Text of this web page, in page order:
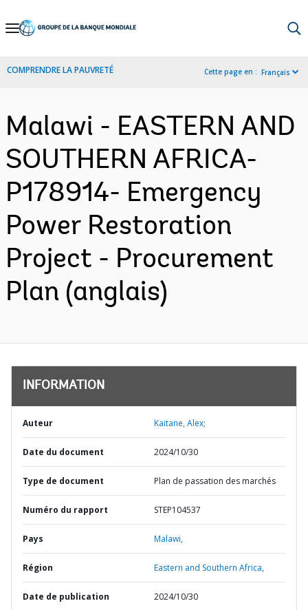
Skip
Navigation
COMPRENDRE LA PAUVRETÉ Cette page en : Français
Malawi - EASTERN AND
SOUTHERN AFRICA-
P178914- Emergency
Power Restoration
Project - Procurement
Plan (anglais)
INFORMATION
Auteur Kaitane, Alex;
Date du document 2024/10/30
Type de document Plan de passation des marchés
Numéro du rapport STEP104537
Pays Malawi,
Région Eastern and Southern Africa,
Date de publication 2024/10/30